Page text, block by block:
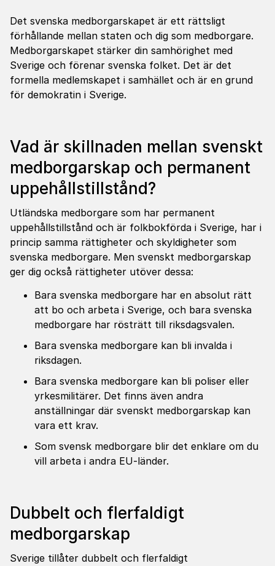
Det svenska medborgarskapet är ett rättsligt
förhållande mellan staten och dig som medborgare.
Medborgarskapet stärker din samhörighet med
Sverige och förenar svenska folket. Det är det
formella medlemskapet i samhället och är en grund
för demokratin i Sverige.
Vad är skillnaden mellan svenskt
medborgarskap och permanent
uppehållstillstånd?
Utländska medborgare som har permanent
uppehållstillstånd och är folkbokförda i Sverige, har i
princip samma rättigheter och skyldigheter som
svenska medborgare. Men svenskt medborgarskap
ger dig också rättigheter utöver dessa:
Bara svenska medborgare har en absolut rätt
att bo och arbeta i Sverige, och bara svenska
medborgare har rösträtt till riksdagsvalen.
Bara svenska medborgare kan bli invalda i
riksdagen.
Bara svenska medborgare kan bli poliser eller
yrkesmilitärer. Det finns även andra
anställningar där svenskt medborgarskap kan
vara ett krav.
Som svensk medborgare blir det enklare om du
vill arbeta i andra EU-länder.
Dubbelt och flerfaldigt
medborgarskap
Sverige tillåter dubbelt och flerfaldigt